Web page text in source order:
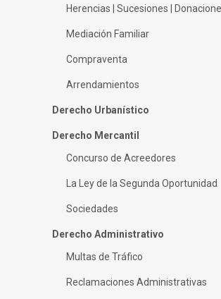
Herencias | Sucesiones |
Mediación Familiar
Compraventa
Arrendamientos
Derecho Urbanístico
Derecho Mercantil
Concurso de Acreedores
La Ley de la Segunda Oportunidad
Sociedades
Derecho Administrativo
Multas de Tráfico
Reclamaciones Administrativas